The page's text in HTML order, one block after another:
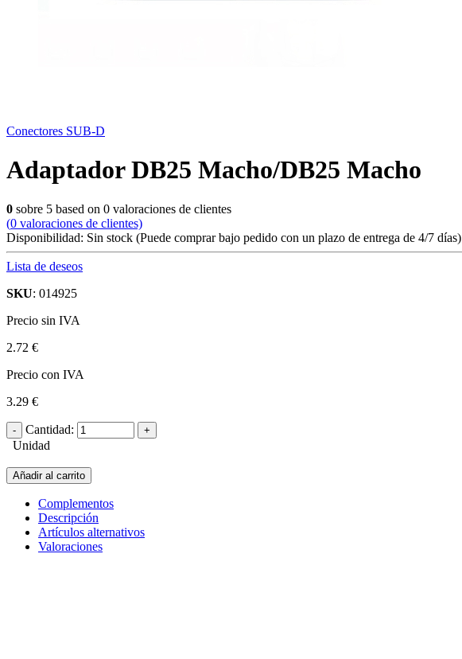
Conectores SUB-D
Adaptador DB25 Macho/DB25 Macho
0 sobre 5 based on 0 valoraciones de clientes
(0 valoraciones de clientes)
Disponibilidad: Sin stock (Puede comprar bajo pedido con un plazo de entrega de 4/7 días)
Lista de deseos
SKU: 014925
Precio sin IVA
2.72 €
Precio con IVA
3.29 €
Cantidad:
Unidad
Añadir al carrito
Complementos
Descripción
Artículos alternativos
Valoraciones